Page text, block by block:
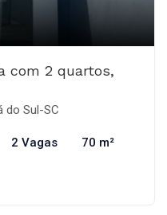
com 2 quartos,
do Sul-SC
2 Vagas 70 m²